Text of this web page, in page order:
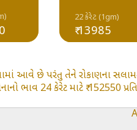
₹ 13985
22 કેરેટ (1gm)
આવે છે પરંતુ તેને રોકાણના
ભાવ 24 કેરેટ માટે ₹ 152550